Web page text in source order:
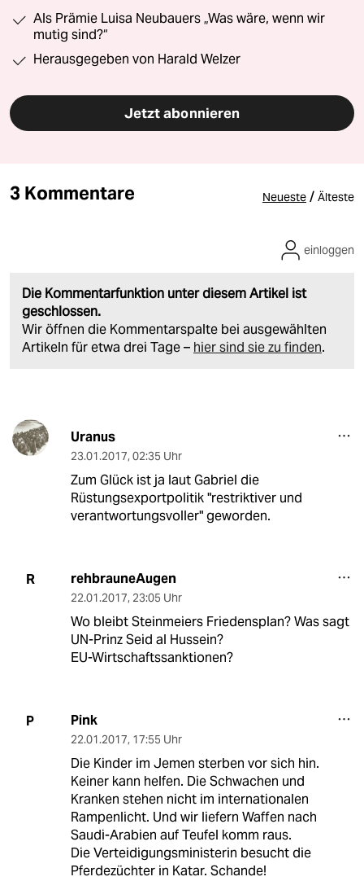
Als Prämie Luisa Neubauers „Was wäre, wenn wir
mutig sind?“
Herausgegeben von Harald Welzer
Jetzt abonnieren
3 Kommentare Neueste / Älteste
Die Kommentarfunktion unter diesem Artikel ist
geschlossen.
Wir öffnen die Kommentarspalte bei ausgewählten
Artikeln für etwa drei Tage – hier sind sie zu finden.
einloggen
Uranus
23.01.2017, 02:35 Uhr
Zum Glück ist ja laut Gabriel die
Rüstungsexportpolitik "restriktiver und
verantwortungsvoller" geworden.
R rehbrauneAugen
22.01.2017, 23:05 Uhr
Wo bleibt Steinmeiers Friedensplan? Was sagt
UN-Prinz Seid al Hussein?
EU-Wirtschaftssanktionen?
P Pink
22.01.2017, 17:55 Uhr
Die Kinder im Jemen sterben vor sich hin.
Keiner kann helfen. Die Schwachen und
Kranken stehen nicht im internationalen
Rampenlicht. Und wir liefern Waffen nach
Saudi-Arabien auf Teufel komm raus.
Die Verteidigungsministerin besucht die
Pferdezüchter in Katar. Schande!